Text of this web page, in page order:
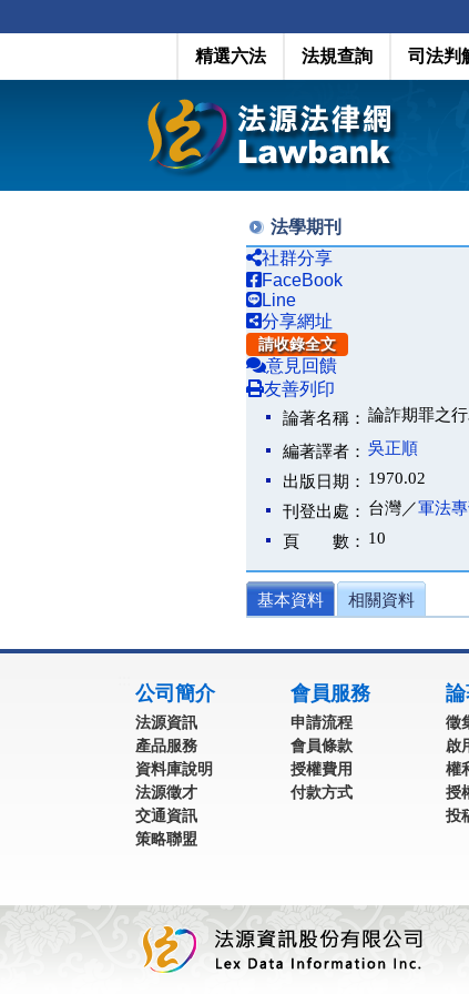
精選六法 法規查詢 司法判
法學期刊
社群分享
FaceBook
Line
分享網址
請收錄全文
意見回饋
友善列印
論著名稱： 論詐期罪之
編著譯者： 吳正順
出版日期： 1970.02
刊登出處： 台灣／軍法專
頁 數： 10
基本資料 相關資料
公司簡介
法源資訊
產品服務
資料庫說明
法源徵才
交通資訊
策略聯盟
會員服務
申請流程
會員條款
授權費用
付款方式
徵
啟
權
授
投